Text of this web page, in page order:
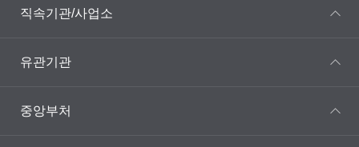
직속기관/사업소
유관기관
중앙부처